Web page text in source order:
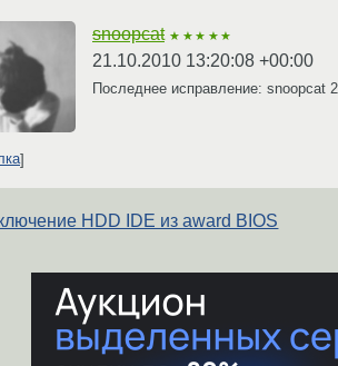
snoopcat ★★★★★
21.10.2010 13:20:08 +00:00
Последнее исправление: snoopcat
HDD IDE из award BIOS